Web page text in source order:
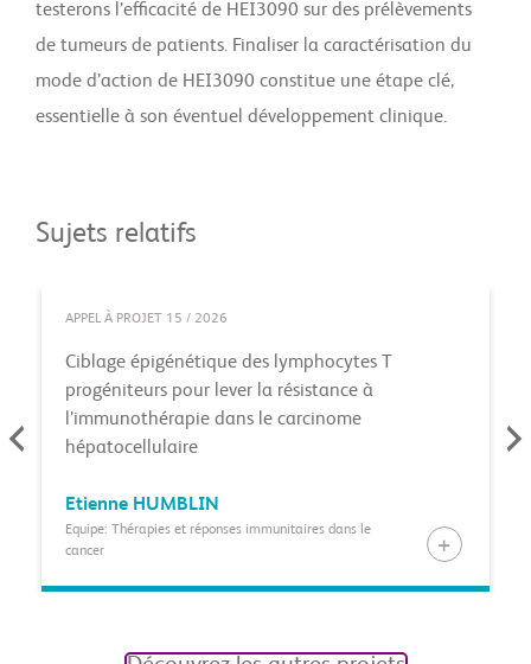
testerons l’efficacité de HEI3090 sur des prélèvements
de tumeurs de patients. Finaliser la caractérisation du
mode d’action de HEI3090 constitue une étape clé,
essentielle à son éventuel développement clinique.
Sujets relatifs
APPEL À PROJET 15 / 2026
Ciblage épigénétique des lymphocytes T
progéniteurs pour lever la résistance à
l’immunothérapie dans le carcinome
hépatocellulaire
Etienne HUMBLIN
Equipe: Thérapies et réponses immunitaires dans le
cancer